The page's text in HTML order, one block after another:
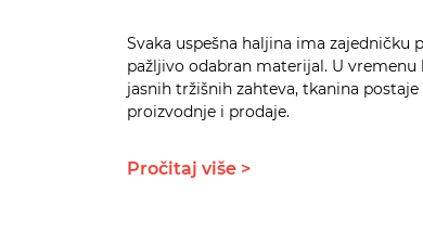
Svaka uspešna haljina ima zajedničku
pažljivo odabran materijal. U vremenu
jasnih tržišnih zahteva, tkanina
proizvodnje i prodaje.
Pročitaj više >